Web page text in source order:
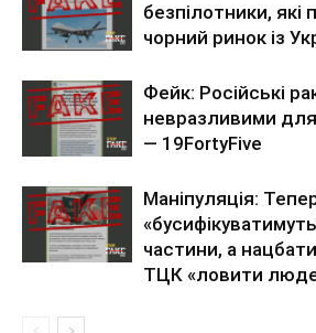
безпілотники, які
чорний ринок із
Фейк: Російські
невразливими для
— 19FortyFive
Маніпуляція:
частини, а
ТЦК «ловити